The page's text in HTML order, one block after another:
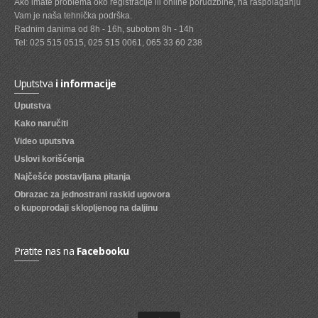
SVEZE VOCE
SVEZE POVRCE
DZEMOVI, MARMALADE I MED
BOMBONI
ZVAKE
LIZALICE
COKOLADE
KREMOVI
BOMBONJERE I PRALINE
MALE COKOLADE I BAROVI
KEKSOVI
KEKS STRUDLE
Ako imate problema oko registracije ili online porudžbine, na raspolaganju
Vam je naša tehnička podrška.
Radnim danima od 8h - 16h, subotom 8h - 14h
Tel: 025 515 0515, 025 515 0061, 065 33 60 238
Uputstvai informacije
Uputstva
Kako naručiti
Video uputstva
Uslovi korišćenja
Najčešće postavljana pitanja
Obrazac za jednostrani raskid ugovora
o kupoprodaji sklopljenog na daljinu
Pratite nas na Facebooku